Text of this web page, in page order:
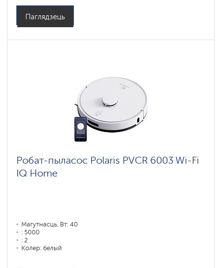
Паглядзець
Робат-пыласос Polaris PVCR 6003 Wi-Fi
IQ Home
Магутнасць, Вт: 40
: 5000
: 2
Колер: белый